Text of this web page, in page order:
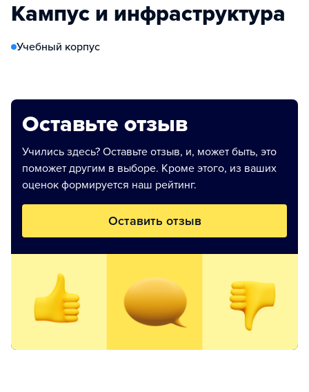
Кампус и инфраструктура
Учебный корпус
Оставьте отзыв
Учились здесь? Оставьте отзыв, и, может быть, это
поможет другим в выборе. Кроме этого, из ваших
оценок формируется наш рейтинг.
Оставить отзыв